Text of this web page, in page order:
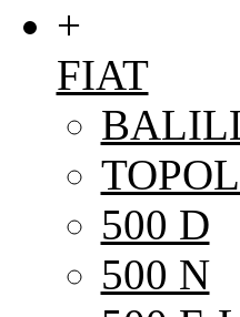
+
FIAT
500 D
500 N